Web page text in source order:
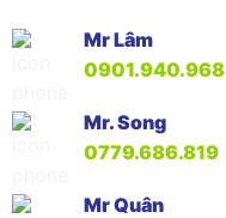
Mr Lâm
0901.940.968
Mr. Song
0779.686.819
Mr Quân